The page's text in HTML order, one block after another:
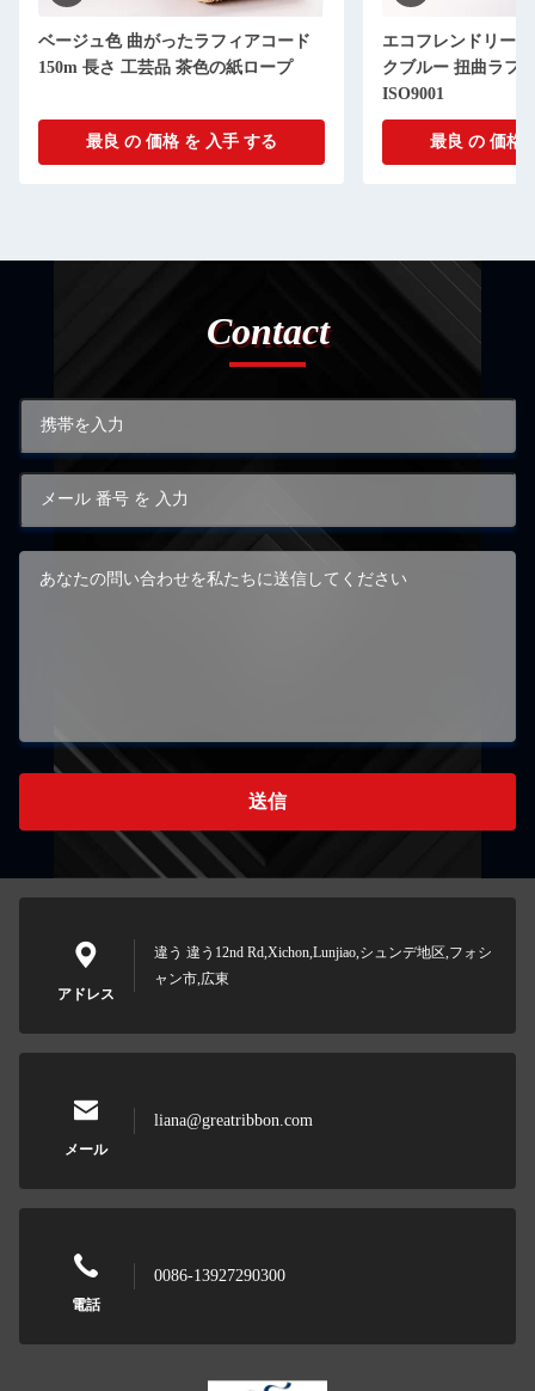
ベージュ色 曲がったラフィアコード
150m 長さ 工芸品 茶色の紙ロープ
最良 の 価格 を 入手 する
エコフレンドリー
クブルー 扭曲ラフ
ISO9001
最良 の 価格
Contact
送信
アドレス
違う 違う12nd Rd,Xichon,Lunjiao,シュンデ地区,フォシ
ャン市,広東
メール
liana@greatribbon.com
電話
0086-13927290300